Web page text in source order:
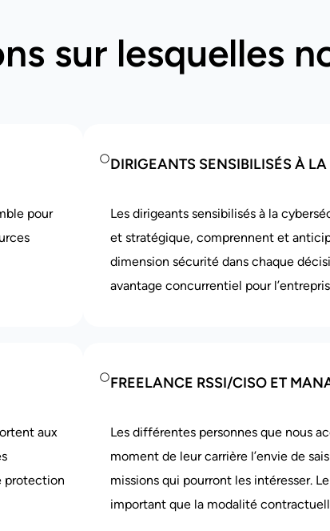
sur lesquelles
pour
DIRIGEANTS SENSIBILISÉS À LA
Les dirigeants sensibilisés à la
et stratégique, comprennent et
dimension sécurité dans chaque
avantage concurrentiel pour
aux
protection
FREELANCE RSSI/CISO ET
Les différentes personnes que nous
moment de leur carrière l’envie de
missions qui pourront les intéresser.
important que la modalité